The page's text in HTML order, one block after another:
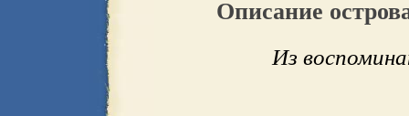
Описание
Из